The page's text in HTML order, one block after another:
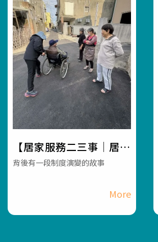
【居家服務二三事｜居家
服務項目制度的由來】#
機構 #長照3.0 #長照服
背後有一段制度演變的故事